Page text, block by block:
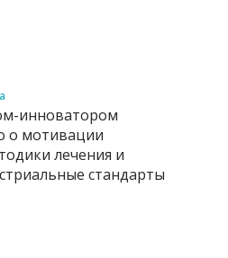
инноватором
о мотивации
лечения и
стандарты